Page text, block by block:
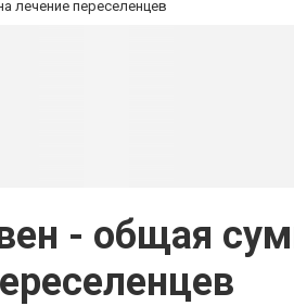
лечение переселенцев
- общая